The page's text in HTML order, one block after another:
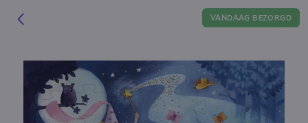
VANDAAG BEZORGD